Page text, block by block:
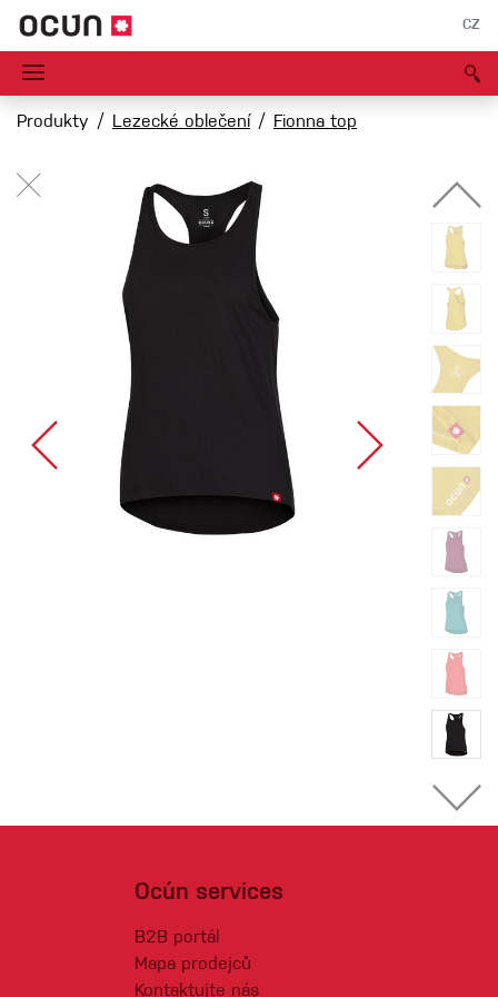
CZ
Produkty Lezecké oblečení Fionna top
Ocún services
B2B portál
Mapa prodejců
Kontaktujte nás